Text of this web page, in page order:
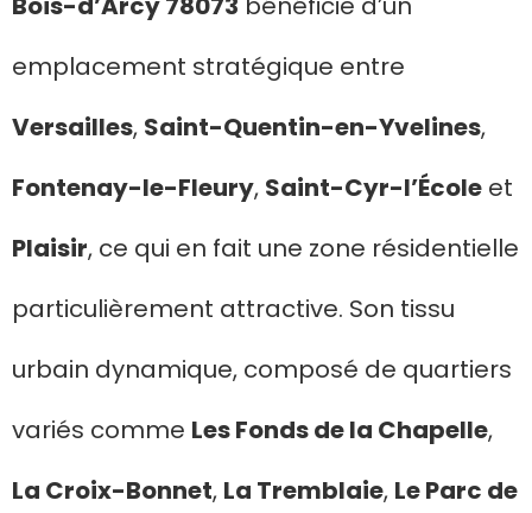
emplacement stratégique entre
Versailles, Saint-Quentin-en-Yvelines,
Fontenay-le-Fleury, Saint-Cyr-l’École et
Plaisir, ce qui en fait une zone résidentielle
particulièrement attractive. Son tissu
urbain dynamique, composé de quartiers
variés comme Les Fonds de la Chapelle,
La Croix-Bonnet, La Tremblaie, Le Parc de